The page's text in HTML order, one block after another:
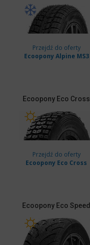
Przejdź do oferty
Ecoopony Alpine MS3
Ecoopony Eco Cross
Przejdź do oferty
Ecoopony Eco Cross
Ecoopony Eco Speed